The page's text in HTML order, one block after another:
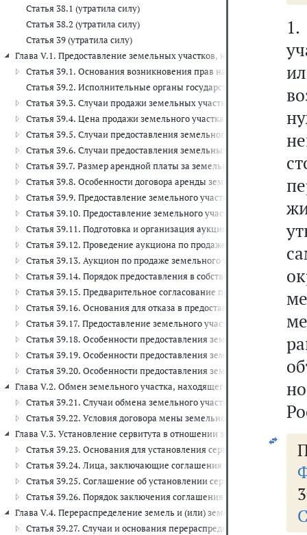
Статья 38.1 (утратила силу)
Статья 38.2 (утратила силу)
Статья 39 (утратила силу)
Глава V.1. Предоставление земельных участков, находящихся в
Статья 39.1. Основания возникновения прав на земельные
Статья 39.2. Исполнительные органы государственной власти и
Статья 39.3. Случаи продажи земельных участков, находящихся
Статья 39.4. Цена продажи земельного участка, находящегося в
Статья 39.5. Случаи предоставления земельного участка,
Статья 39.6. Случаи предоставления земельных участков,
Статья 39.7. Размер арендной платы за земельный участок,
Статья 39.8. Особенности договора аренды земельного участка,
Статья 39.9. Предоставление земельного участка, находящегося
Статья 39.10. Предоставление земельного участка,
Статья 39.11. Подготовка и организация аукциона по продаже
Статья 39.12. Проведение аукциона по продаже земельного
Статья 39.13. Аукцион по продаже земельного участка,
Статья 39.14. Порядок предоставления в собственность, аренду,
Статья 39.15. Предварительное согласование предоставления
Статья 39.16. Основания для отказа в предоставлении
Статья 39.17. Предоставление земельного участка,
Статья 39.18. Особенности предоставления земельных
Статья 39.19. Особенности предоставления земельных
Статья 39.20. Особенности предоставления земельного
Глава V.2. Обмен земельного участка, находящегося в
Статья 39.21. Случаи обмена земельного участка, находящегося
Статья 39.22. Условия договора мены земельного участка,
Глава V.3. Установление сервитута в отношении земельного
Статья 39.23. Основания для установления сервитута в
Статья 39.24. Лица, заключающие соглашения об установлении
Статья 39.25. Соглашение об установлении сервитута в
Статья 39.26. Порядок заключения соглашения об установлении
Глава V.4. Перераспределение земель и (или) земельных участков,
Статья 39.27. Случаи и основания перераспределения земель и